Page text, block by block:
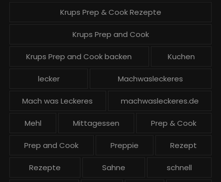
Krups Prep & Cook Rezepte
Krups Prep and Cook
Krups Prep and Cook backen Kuchen
lecker Machwasleckeres
Mach was Leckeres machwasleckeres.de
Mehl Mittagessen Prep & Cook
Prep and Cook Preppie Rezept
Rezepte Sahne schnell